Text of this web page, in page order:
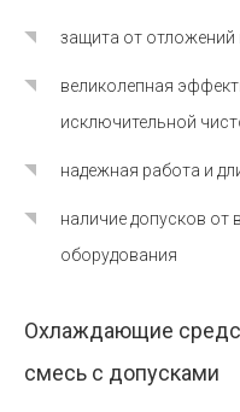
защита от отложений
великолепная
исключительной
надежная работа и
наличие допусков от
оборудования
Охлаждающие
смесь с допусками